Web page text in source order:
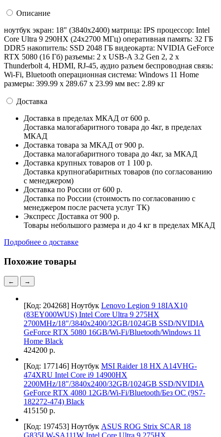
Описание
ноутбук экран: 18" (3840x2400) матрица: IPS процессор: Intel
Core Ultra 9 290HX (24x2700 МГц) оперативная память: 32 ГБ
DDR5 накопитель: SSD 2048 ГБ видеокарта: NVIDIA GeForce
RTX 5080 (16 Гб) разъемы: 2 x USB-A 3.2 Gen 2, 2 x
Thunderbolt 4, HDMI, RJ-45, аудио разъем беспроводная связь:
Wi-Fi, Bluetooth операционная система: Windows 11 Home
pазмеры: 399.99 x 289.67 x 23.99 мм вес: 2.89 кг
Доставка
Доставка в пределах МКАД от 600 р.
Доставка малогабаритного товара до 4кг, в пределах
МКАД
Доставка товара за МКАД от 900 р.
Доставка малогабаритного товара до 4кг, за МКАД
Доставка крупных товаров от 1 100 р.
Доставка крупногабаритных товаров (по согласованию
с менеджером)
Доставка по России от 600 р.
Доставка по России (стоимость по согласованию с
менеджером после расчета услуг ТК)
Экспресс Доставка от 900 р.
Товары небольшого размера и до 4 кг в пределах МКАД
Подробнее о доставке
Похожие товары
← →
[Код: 204268] Ноутбук Lenovo Legion 9 18IAX10
(83EY000WUS) Intel Core Ultra 9 275HX
2700MHz/18"/3840x2400/32GB/1024GB SSD/NVIDIA
GeForce RTX 5080 16GB/Wi-Fi/Bluetooth/Windows 11
Home Black
424200 р.
[Код: 177146] Ноутбук MSI Raider 18 HX A14VHG-
474XRU Intel Core i9 14900HX
2200MHz/18"/3840x2400/32GB/1024GB SSD/NVIDIA
GeForce RTX 4080 12GB/Wi-Fi/Bluetooth/Без ОС (9S7-
182272-474) Black
415150 р.
[Код: 197453] Ноутбук ASUS ROG Strix SCAR 18